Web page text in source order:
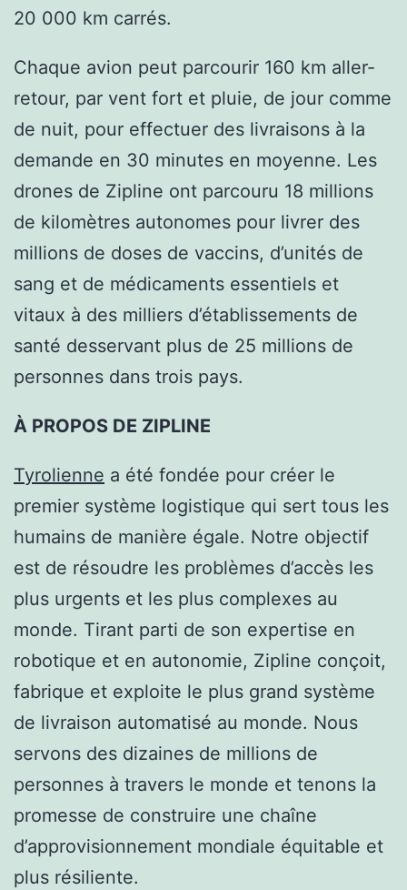
20 000 km carrés.
Chaque avion peut parcourir 160 km aller-
retour, par vent fort et pluie, de jour comme
de nuit, pour effectuer des livraisons à la
demande en 30 minutes en moyenne. Les
drones de Zipline ont parcouru 18 millions
de kilomètres autonomes pour livrer des
millions de doses de vaccins, d’unités de
sang et de médicaments essentiels et
vitaux à des milliers d’établissements de
santé desservant plus de 25 millions de
personnes dans trois pays.
À PROPOS DE ZIPLINE
Tyrolienne a été fondée pour créer le
premier système logistique qui sert tous les
humains de manière égale. Notre objectif
est de résoudre les problèmes d’accès les
plus urgents et les plus complexes au
monde. Tirant parti de son expertise en
robotique et en autonomie, Zipline conçoit,
fabrique et exploite le plus grand système
de livraison automatisé au monde. Nous
servons des dizaines de millions de
personnes à travers le monde et tenons la
promesse de construire une chaîne
d’approvisionnement mondiale équitable et
plus résiliente.